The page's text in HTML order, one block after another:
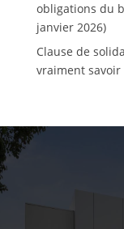
obligations du
janvier 2026)
Clause de
vraiment savoir